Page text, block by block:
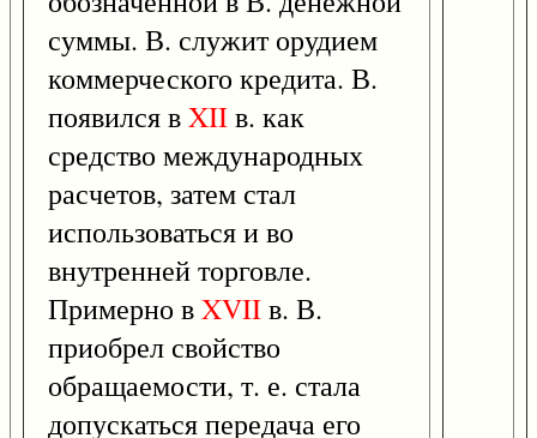
суммы. В. служит орудием
коммерческого кредита. В.
появился вXIIв. как
средство международных
расчетов, затем стал
использоваться и во
внутренней торговле.
Примерно вXVIIв. В.
приобрел свойство
обращаемости, т. е. стала
допускаться передача его